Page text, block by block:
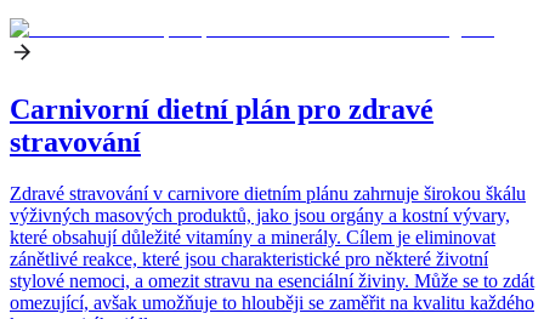
Carnivorní dietní plán pro zdravé
stravování
Zdravé stravování v carnivore dietním plánu zahrnuje širokou škálu
výživných masových produktů, jako jsou orgány a kostní vývary,
které obsahují důležité vitamíny a minerály. Cílem je eliminovat
zánětlivé reakce, které jsou charakteristické pro některé životní
stylové nemoci, a omezit stravu na esenciální živiny. Může se to zdát
omezující, avšak umožňuje to hlouběji se zaměřit na kvalitu každého